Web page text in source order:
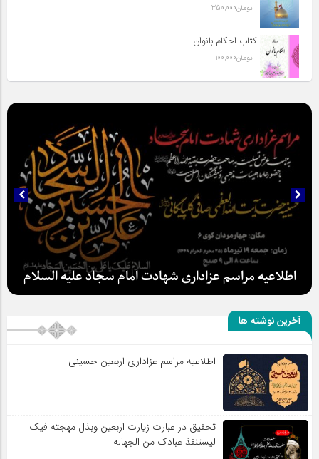
تومان350,000
کتاب احکام بانوان
تومان100,000
اطلاعیه مراسم عزاداری شهادت امام سجاد علیه السلام
آخرین نوشته ها
اطلاعیه مراسم عزاداری اربعین حسینی
تحقیق در عبارت زیارت اربعین وبذل مهجته فیک
لیستنقذ عبادک من الجهاله